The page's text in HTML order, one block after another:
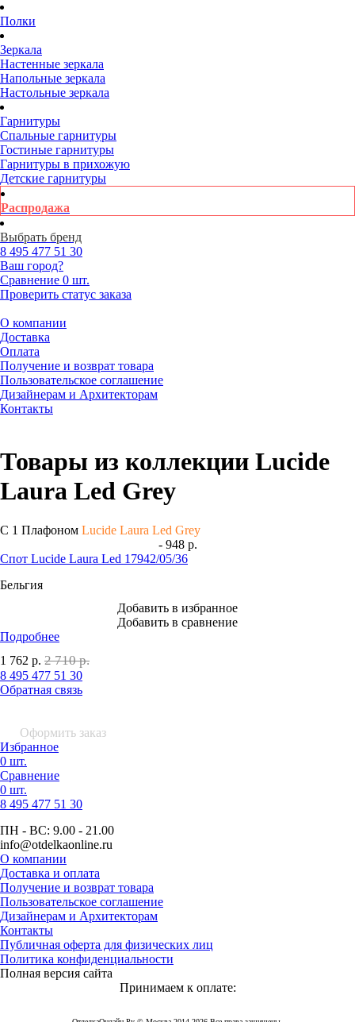
Полки
Зеркала
Настенные зеркала
Напольные зеркала
Настольные зеркала
Гарнитуры
Спальные гарнитуры
Гостиные гарнитуры
Гарнитуры в прихожую
Детские гарнитуры
Распродажа
Выбрать бренд
8 495 477 51 30
Ваш город?
Сравнение 0 шт.
Проверить статус заказа
О компании
Доставка
Оплата
Получение и возврат товара
Пользовательское соглашение
Дизайнерам и Архитекторам
Контакты
Товары из коллекции Lucide
Laura Led Grey
С 1 Плафоном Lucide Laura Led Grey
- 948 р.
Спот Lucide Laura Led 17942/05/36
Бельгия
Добавить в избранное
Добавить в сравнение
Подробнее
1 762 р. 2 710 р.
8 495 477 51 30
Обратная связь
Оформить заказ
Избранное
0 шт.
Сравнение
0 шт.
8 495 477 51 30
ПН - ВС: 9.00 - 21.00
info@otdelkaonline.ru
О компании
Доставка и оплата
Получение и возврат товара
Пользовательское соглашение
Дизайнерам и Архитекторам
Контакты
Публичная оферта для физических лиц
Политика конфиденциальности
Полная версия сайта
Принимаем к оплате: